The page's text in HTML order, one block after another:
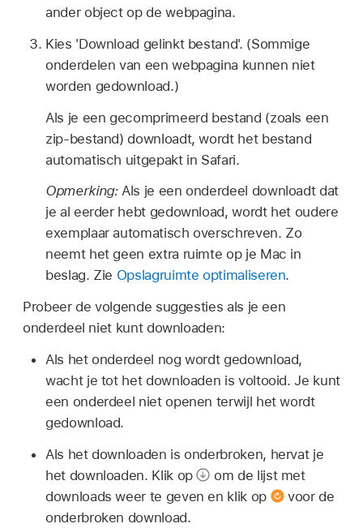
ander object op de webpagina.
Kies 'Download gelinkt bestand'. (Sommige
onderdelen van een webpagina kunnen niet
worden gedownload.)
Als je een gecomprimeerd bestand (zoals een
zip-bestand) downloadt, wordt het bestand
automatisch uitgepakt in Safari.
Opmerking:Als je een onderdeel downloadt dat
je al eerder hebt gedownload, wordt het oudere
exemplaar automatisch overschreven. Zo
neemt het geen extra ruimte op je Mac in
beslag. Zie Opslagruimte optimaliseren.
Probeer de volgende suggesties als je een
onderdeel niet kunt downloaden:
Als het onderdeel nog wordt gedownload,
wacht je tot het downloaden is voltooid. Je kunt
een onderdeel niet openen terwijl het wordt
gedownload.
Als het downloaden is onderbroken, hervat je
het downloaden. Klik op
om de lijst met
downloads weer te geven en klik op
voor de
onderbroken download.